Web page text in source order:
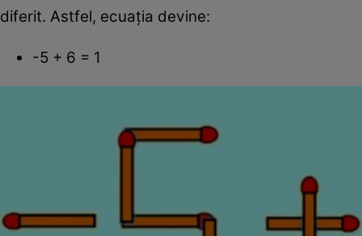
diferit. Astfel, ecuația devine:
-5 + 6 = 1